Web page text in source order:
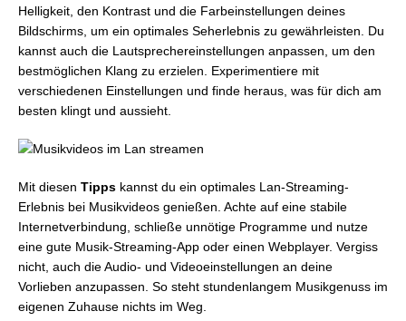
Helligkeit, den Kontrast und die Farbeinstellungen deines
Bildschirms, um ein optimales Seherlebnis zu gewährleisten. Du
kannst auch die Lautsprechereinstellungen anpassen, um den
bestmöglichen Klang zu erzielen. Experimentiere mit
verschiedenen Einstellungen und finde heraus, was für dich am
besten klingt und aussieht.
Mit diesen Tipps kannst du ein optimales Lan-Streaming-
Erlebnis bei Musikvideos genießen. Achte auf eine stabile
Internetverbindung, schließe unnötige Programme und nutze
eine gute Musik-Streaming-App oder einen Webplayer. Vergiss
nicht, auch die Audio- und Videoeinstellungen an deine
Vorlieben anzupassen. So steht stundenlangem Musikgenuss im
eigenen Zuhause nichts im Weg.